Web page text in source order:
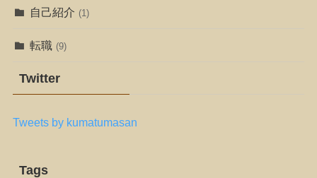
自己紹介 (1)
転職 (9)
Twitter
Tweets by kumatumasan
Tags